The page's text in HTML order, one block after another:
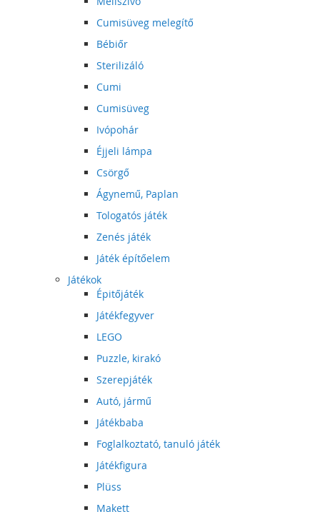
Cumisüveg melegítő
Bébiőr
Sterilizáló
Cumi
Cumisüveg
Ivópohár
Éjjeli lámpa
Csörgő
Ágynemű, Paplan
Tologatós játék
Zenés játék
Játék építőelem
Játékok
Épitőjáték
Játékfegyver
LEGO
Puzzle, kirakó
Szerepjáték
Autó, jármű
Játékbaba
Foglalkoztató, tanuló játék
Játékfigura
Plüss
Makett